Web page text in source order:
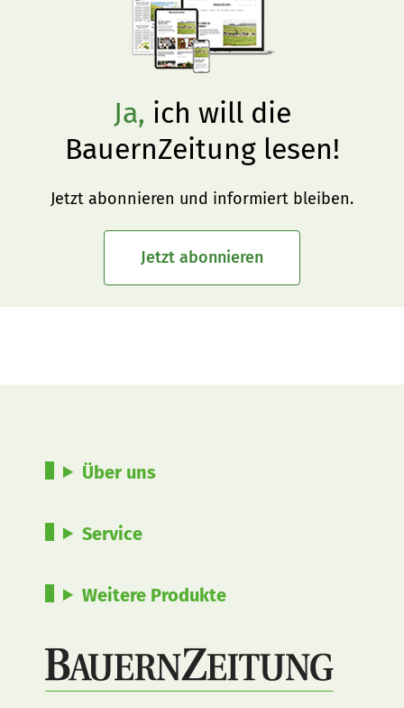
Ja, ich will die
BauernZeitung lesen!
Jetzt abonnieren und informiert bleiben.
Jetzt abonnieren
Über uns
Service
Weitere Produkte